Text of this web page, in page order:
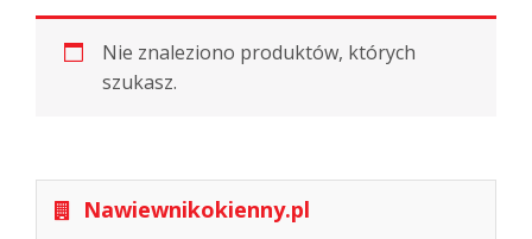
Nie znaleziono produktów, których
szukasz.
Nawiewnikokienny.pl